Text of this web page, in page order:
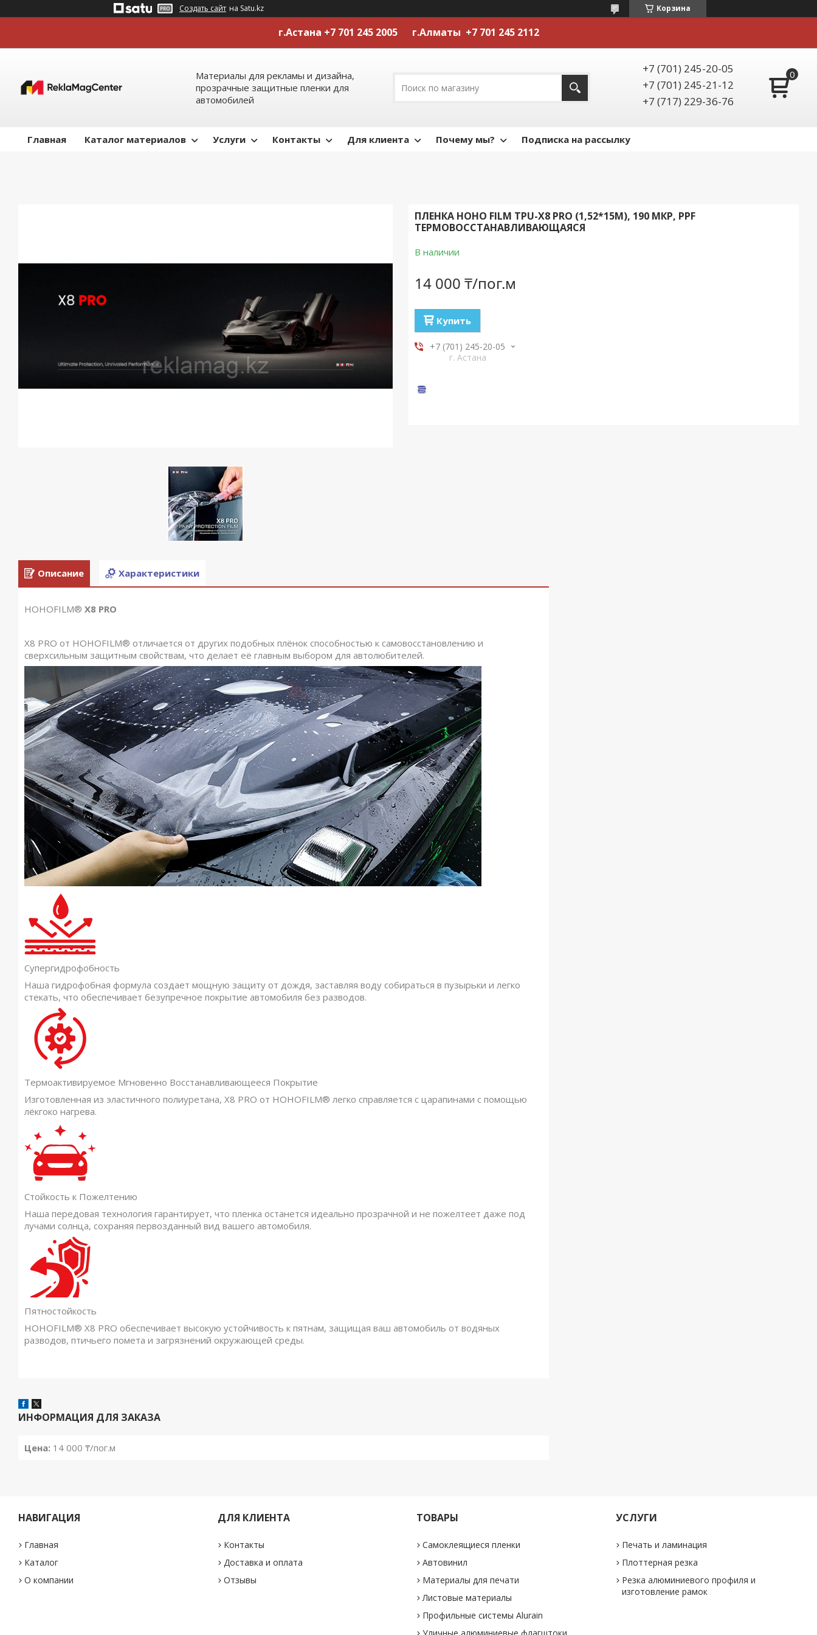
Создать сайт на Satu.kz Корзина
г.Астана +7 701 245 2005 г.Алматы +7 701 245 2112
Материалы для рекламы и дизайна,
прозрачные защитные пленки для
автомобилей
+7 (701) 245-20-05
+7 (701) 245-21-12
+7 (717) 229-36-76
Главная Каталог материалов Услуги Контакты Для клиента Почему мы? Подписка на рассылку
ПЛЕНКА HOHO FILM TPU-X8 PRO (1,52*15М), 190 МКР, PPF
ТЕРМОВОССТАНАВЛИВАЮЩАЯСЯ
В наличии
14 000 ₸/пог.м
Купить
+7 (701) 245-20-05
г. Астана
Описание Характеристики
HOHOFILM® X8 PRO
X8 PRO от HOHOFILM® отличается от других подобных плёнок способностью к самовосстановлению и
сверхсильным защитным свойствам, что делает её главным выбором для автолюбителей.
Супергидрофобность
Наша гидрофобная формула создает мощную защиту от дождя, заставляя воду собираться в пузырьки и легко
стекать, что обеспечивает безупречное покрытие автомобиля без разводов.
Термоактивируемое Мгновенно Восстанавливающееся Покрытие
Изготовленная из эластичного полиуретана, X8 PRO от HOHOFILM® легко справляется с царапинами с помощью
лёкгоко нагрева.
Стойкость к Пожелтению
Наша передовая технология гарантирует, что пленка останется идеально прозрачной и не пожелтеет даже под
лучами солнца, сохраняя первозданный вид вашего автомобиля.
Пятностойкость
HOHOFILM® X8 PRO обеспечивает высокую устойчивость к пятнам, защищая ваш автомобиль от водяных
разводов, птичьего помета и загрязнений окружающей среды.
ИНФОРМАЦИЯ ДЛЯ ЗАКАЗА
Цена: 14 000 ₸/пог.м
НАВИГАЦИЯ
Главная
Каталог
О компании
ДЛЯ КЛИЕНТА
Контакты
Доставка и оплата
Отзывы
ТОВАРЫ
Самоклеящиеся пленки
Автовинил
Материалы для печати
Листовые материалы
Профильные системы Alurain
УСЛУГИ
Печать и ламинация
Плоттерная резка
Резка алюминиевого профиля и
изготовление рамок